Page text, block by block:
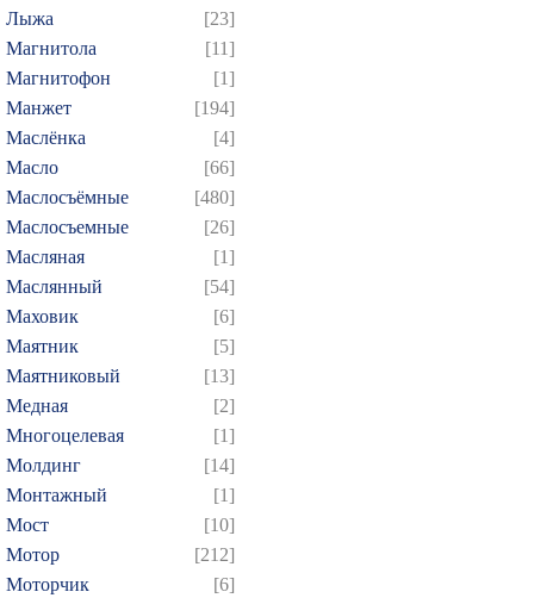
Лыжа
[23]
Магнитола
[11]
Магнитофон
[1]
Манжет
[194]
Маслёнка
[4]
Масло
[66]
Маслосъёмные
[480]
Маслосъемные
[26]
Масляная
[1]
Маслянный
[54]
Маховик
[6]
Маятник
[5]
Маятниковый
[13]
Медная
[2]
Многоцелевая
[1]
Молдинг
[14]
Монтажный
[1]
Мост
[10]
Мотор
[212]
Моторчик
[6]